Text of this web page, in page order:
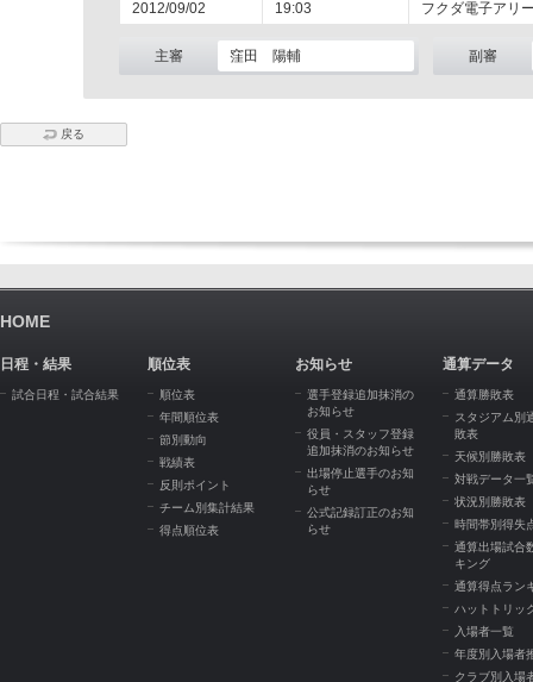
2012/09/02
19:03 フクダ電子アリ
主審 窪田 陽輔 副審
戻る
HOME
日程・結果
試合日程・試合結果
順位表
順位表
年間順位表
節別動向
戦績表
反則ポイント
チーム別集計結果
得点順位表
お知らせ
選手登録追加抹消の
お知らせ
役員・スタッフ登録
追加抹消のお知らせ
出場停止選手のお知
らせ
公式記録訂正のお知
らせ
通算データ
通算勝敗表
スタジアム別
敗表
天候別勝敗表
対戦データ一
状況別勝敗表
時間帯別得失
通算出場試合
キング
通算得点ラン
ハットトリッ
入場者一覧
年度別入場者
クラブ別入場